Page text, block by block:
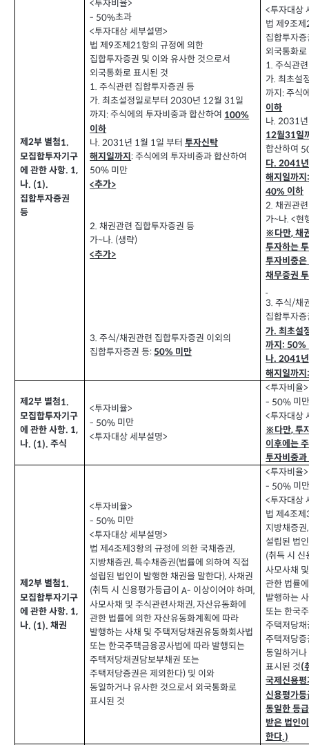
제2부 별첨1.
모집합투자기구
에 관한 사항. 1,
나. (1).
집합투자증권
등
<투자비율>
- 50%초과
<투자대상 세부설명>
법 제9조제21항의 규정에 의한
집합투자증권 및 이와 유사한 것으로서
외국통화로 표시된 것
1.주식관련 집합투자증권 등
가. 최초설정일로부터 2030년 12월 31일
까지 :주식에의 투자비중과 합산하여 100%
이하
나. 2031년 1월 1일 부터투자신탁
해지일까지 :주식에의 투자비중과 합산하여
50% 미만
<추가>
2.채권관련 집합투자증권 등
가~나. (생략)
<추가>
3.주식/채권관련 집합투자증권 이외의
집합투자증권 등: 50% 미만
<투자대상
법 제9조제
집합투자
외국통화
1.주식관
가. 최초설
까지 :주식
이하
나. 2031년
12월31일
합산하여
다. 2041년
해지일까지
40% 이하
2.채권관
가~나. <현
※다만,채
투자하는
투자비중
채무증권
3.주식/채
집합투자
가.최초설
까지 : 50%
나. 2041년
해지일까지
제2부 별첨1.
모집합투자기구
에 관한 사항. 1,
나. (1).주식
<투자비율>
- 50% 미만
<투자대상 세부설명>
<투자비율>
- 50% 미
<투자대상
※다만,투
이후에는
투자비중
제2부 별첨1.
모집합투자기구
에 관한 사항. 1,
나. (1).채권
<투자비율>
- 50% 미만
<투자대상 세부설명>
법 제4조제3항의 규정에 의한 국채증권,
지방채증권,특수채증권(법률에 의하여 직접
설립된 법인이 발행한 채권을 말한다),사채권
(취득 시 신용평가등급이 A- 이상이어야 하며,
사모사채 및 주식관련사채권,자산유동화에
관한 법률에 의한 자산유동화계획에 따라
발행하는 사채 및 주택저당채권유동화회사법
또는 한국주택금융공사법에 따라 발행되는
주택저당채권담보부채권 또는
주택저당증권은 제외한다) 및 이와
동일하거나 유사한 것으로서 외국통화로
표시된 것
<투자비율>
- 50% 미
<투자대상
법 제4조제
지방채증권
설립된 법
(취득 시 신
사모사채
관한 법률
발행하는
또는 한국
주택저당
주택저당
동일하거
표시된 것(
국제신용
신용평가
동일한 등
받은 법인
한다.)